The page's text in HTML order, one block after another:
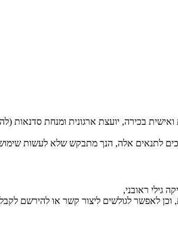
בכירה, יועצת ארגונית ומנחת סדנאות
לתנאים אלה, הנך מתבקש שלא לעשות
גילי ראובני,
לאפשר לגולשים ליצור קשר או להירשם